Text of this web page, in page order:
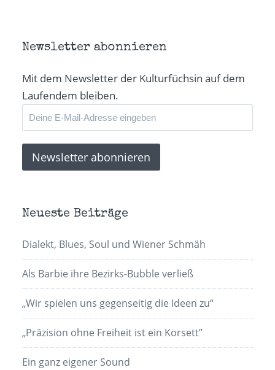
Newsletter abonnieren
Mit dem Newsletter der Kulturfüchsin auf dem
Laufendem bleiben.
Neueste Beiträge
Dialekt, Blues, Soul und Wiener Schmäh
Als Barbie ihre Bezirks-Bubble verließ
„Wir spielen uns gegenseitig die Ideen zu“
„Präzision ohne Freiheit ist ein Korsett”
Ein ganz eigener Sound